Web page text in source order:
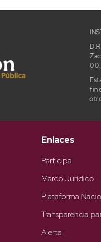
00.
Enlaces
Participa
Marco Jurídico
Plataforma
Transparencia
Alerta